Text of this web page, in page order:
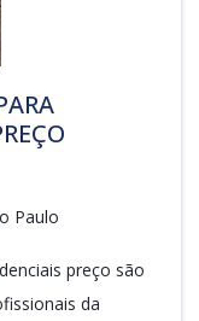
Paulo
preço são
da